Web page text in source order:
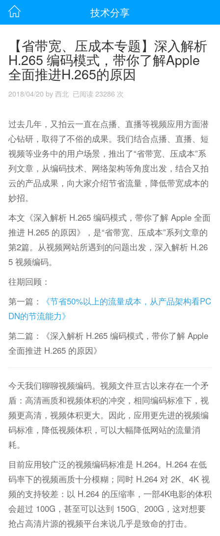
技术分享
【省带宽、压成本专题】深入解析
H.265 编码模式，带你了解Apple
全面推进H.265的原因
2018/04/20 by 西北 已阅读 23286 次
过去几年，又拍云一直在点播、直播等视频应用方面潜
心钻研，取得了不俗的成果。我们结合点播、直播、短
视频等业务中的用户场景，推出了“省带宽、压成本”系
列文章，从编码技术、网络架构等角度出发，结合又拍
云的产品成果，向大家介绍节省流量，降低带宽成本的
妙招。
本文《深入解析 H.265 编码模式，带你了解 Apple 全面
推进 H.265 的原因》，是“省带宽、压成本”系列文章的
第2篇。从视频网站所遇到的问题出发，深入解析 H.26
5 视频编码。
往期回顾：
第一篇：
《节省50%以上的流量成本，从产品架构看PC
DN的节流能力》
第二篇：《深入解析 H.265 编码模式，带你了解 Apple
全面推进 H.265 的原因》
今天我们聊聊视频编码。视频文件亘古以来存在一个矛
盾：高清画质和视频体积的冲突，相同编码标准下，视
频更高清，视频体积更大。因此，应用更先进的视频编
码标准，降低视频体积，可以大幅降低网站的流量消
耗。
目前应用较广泛的视频编码标准是 H.264。H.264 在低
码率下的视频画质十分模糊；同时 H.264 对 2K、4K 视
频的支持较差：以 H.264 的压缩率，一部4K电影的体积
会超过 100G，甚至可以达到 150G、200G，这对想要
抢占高清片源的视频平台来说几乎是致命的打击。